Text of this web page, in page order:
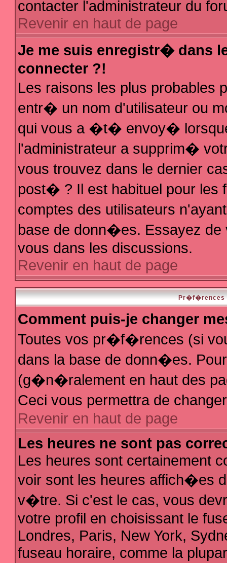
contacter l'administrateur du
Revenir en haut de page
Je me suis enregistr� dans
connecter ?!
Les raisons les plus probables
entr� un nom d'utilisateur ou
qui vous a �t� envoy�
l'administrateur a supprim�
vous trouvez dans le dernier
post� ? Il est habituel pour les
comptes des utilisateurs
base de donn�es. Essayez de
vous dans les discussions.
Revenir en haut de page
Pr�f�rences
Comment puis-je changer
Toutes vos pr�f�rences (si
dans la base de donn�es.
(g�n�ralement en haut des
Ceci vous permettra de
Revenir en haut de page
Les heures ne sont pas
Les heures sont certainement
voir sont les heures affich�es
v�tre. Si c'est le cas, vous
votre profil en choisissant le
Londres, Paris, New York,
fuseau horaire, comme la